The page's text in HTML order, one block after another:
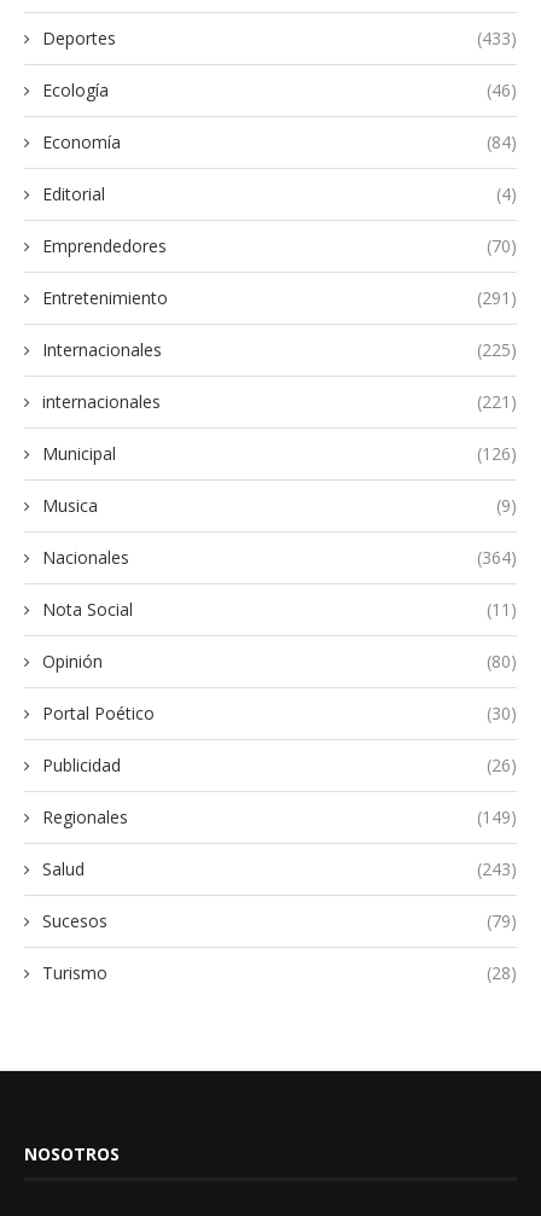
Deportes (433)
Ecología (46)
Economía (84)
Editorial (4)
Emprendedores (70)
Entretenimiento (291)
Internacionales (225)
internacionales (221)
Municipal (126)
Musica (9)
Nacionales (364)
Nota Social (11)
Opinión (80)
Portal Poético (30)
Publicidad (26)
Regionales (149)
Salud (243)
Sucesos (79)
Turismo (28)
NOSOTROS